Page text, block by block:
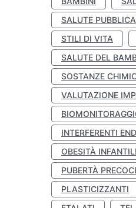
SALUTE PUBBLICA
STILI DI VITA
SALUTE DEL
SOSTANZE
VALUTAZIONE
INTERFERENTI
OBESITÀ
PUBERTÀ
PLASTICIZZANTI